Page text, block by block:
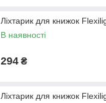
Ліхтарик для книжок
В наявності
294 ₴
Ліхтарик для книжок